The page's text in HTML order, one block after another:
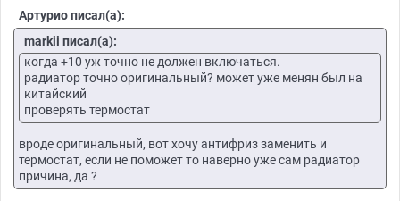
Артурио писал(а):
markii писал(а):
когда +10 уж точно не должен включаться.
радиатор точно оригинальный? может уже менян был на
китайский
проверять термостат
вроде оригинальный, вот хочу антифриз заменить и
термостат, если не поможет то наверно уже сам радиатор
причина, да ?